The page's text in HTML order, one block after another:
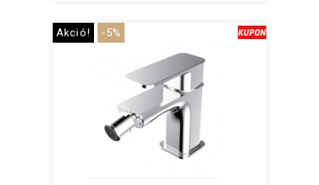
Akció! -5%